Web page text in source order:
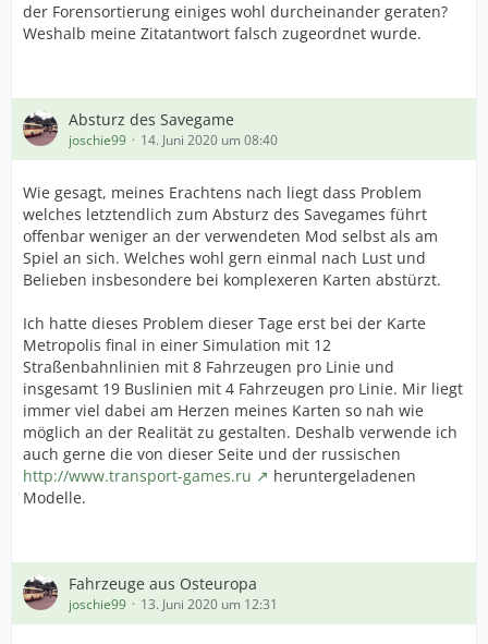
der Forensortierung einiges wohl durcheinander geraten?
Weshalb meine Zitatantwort falsch zugeordnet wurde.
Absturz des Savegame
joschie99 14. Juni 2020 um 08:40
Wie gesagt, meines Erachtens nach liegt dass Problem
welches letztendlich zum Absturz des Savegames führt
offenbar weniger an der verwendeten Mod selbst als am
Spiel an sich. Welches wohl gern einmal nach Lust und
Belieben insbesondere bei komplexeren Karten abstürzt.
Ich hatte dieses Problem dieser Tage erst bei der Karte
Metropolis final in einer Simulation mit 12
Straßenbahnlinien mit 8 Fahrzeugen pro Linie und
insgesamt 19 Buslinien mit 4 Fahrzeugen pro Linie. Mir liegt
immer viel dabei am Herzen meines Karten so nah wie
möglich an der Realität zu gestalten. Deshalb verwende ich
auch gerne die von dieser Seite und der russischen
http://www.transport-games.ru
heruntergeladenen
Modelle.
Fahrzeuge aus Osteuropa
joschie99 13. Juni 2020 um 12:31